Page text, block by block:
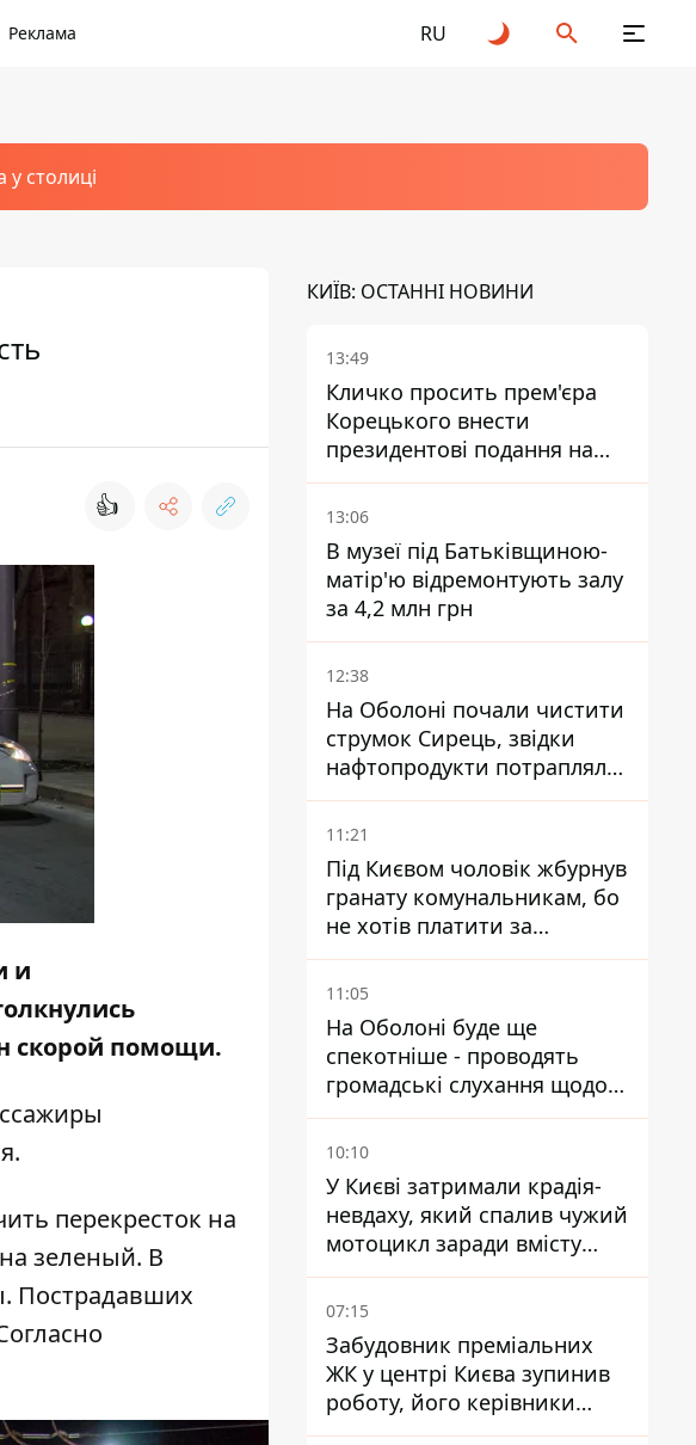
Реклама RU
у столиці
👍
и
скорой помощи.
перекресток на
зеленый. В
Пострадавших
КИЇВ: ОСТАННІ НОВИНИ
13:49
Кличко просить прем'єра
Корецького внести
президентові подання на
звільнення володаря
Троєщини Бахматова
13:06
В музеї під Батьківщиною-
матір'ю відремонтують залу
за 4,2 млн грн
12:38
На Оболоні почали чистити
струмок Сирець, звідки
нафтопродукти потрапляли
до озер
11:21
Під Києвом чоловік жбурнув
гранату комунальникам, бо
не хотів платити за
квитанціями
11:05
На Оболоні буде ще
спекотніше - проводять
громадські слухання щодо
храму УГКЦ на Північній
10:10
У Києві затримали крадія-
невдаху, який спалив чужий
мотоцикл заради вмісту
багажника
07:15
Забудовник преміальних
ЖК у центрі Києва зупинив
роботу, його керівники
втекли з України - Bihus.info